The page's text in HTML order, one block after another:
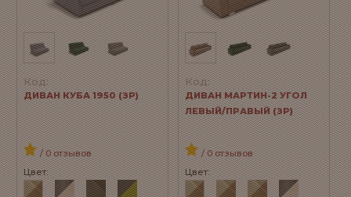
Код:
ДИВАН КУБА 1950 (ЗР)
/ 0 отзывов
Цвет:
Код:
ДИВАН МАРТИН-2 УГОЛ
ЛЕВЫЙ/ПРАВЫЙ (ЗР)
/ 0 отзывов
Цвет: